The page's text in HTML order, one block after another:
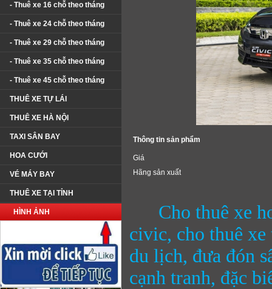
- Thuê xe 16 chỗ theo tháng
- Thuê xe 24 chỗ theo tháng
- Thuê xe 29 chỗ theo tháng
- Thuê xe 35 chỗ theo tháng
- Thuê xe 45 chỗ theo tháng
THUÊ XE TỰ LÁI
THUÊ XE HÀ NỘI
TAXI SÂN BAY
HOA CƯỚI
VÉ MÁY BAY
THUÊ XE TẠI TỈNH
HÌNH ẢNH
Thông tin sản phẩm
Giá
Hãng sản xuất
Cho thuê xe
civic, cho thuê
du lịch, đưa đón
cạnh tranh, đặc